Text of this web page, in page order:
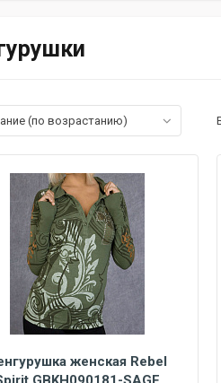
(по возрастанию)
женская Rebel